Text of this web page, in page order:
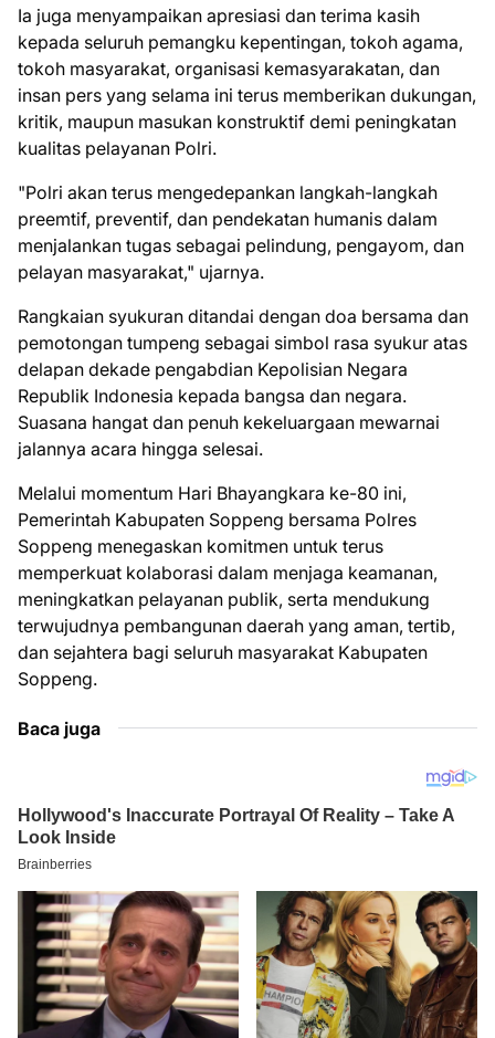
Ia juga menyampaikan apresiasi dan terima kasih
kepada seluruh pemangku kepentingan, tokoh agama,
tokoh masyarakat, organisasi kemasyarakatan, dan
insan pers yang selama ini terus memberikan dukungan,
kritik, maupun masukan konstruktif demi peningkatan
kualitas pelayanan Polri.
"Polri akan terus mengedepankan langkah-langkah
preemtif, preventif, dan pendekatan humanis dalam
menjalankan tugas sebagai pelindung, pengayom, dan
pelayan masyarakat," ujarnya.
Rangkaian syukuran ditandai dengan doa bersama dan
pemotongan tumpeng sebagai simbol rasa syukur atas
delapan dekade pengabdian Kepolisian Negara
Republik Indonesia kepada bangsa dan negara.
Suasana hangat dan penuh kekeluargaan mewarnai
jalannya acara hingga selesai.
Melalui momentum Hari Bhayangkara ke-80 ini,
Pemerintah Kabupaten Soppeng bersama Polres
Soppeng menegaskan komitmen untuk terus
memperkuat kolaborasi dalam menjaga keamanan,
meningkatkan pelayanan publik, serta mendukung
terwujudnya pembangunan daerah yang aman, tertib,
dan sejahtera bagi seluruh masyarakat Kabupaten
Soppeng.
Baca juga